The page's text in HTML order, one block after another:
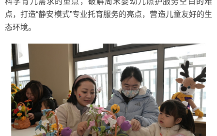
点，打造“静安模式”专业托育服务的亮点，营造儿童友好的生
态环境。